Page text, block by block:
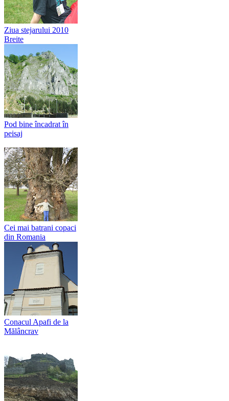
Ziua stejarului 2010
Breite
Pod bine încadrat în
peisaj
Cei mai batrani copaci
din Romania
Conacul Apafi de la
Mălâncrav